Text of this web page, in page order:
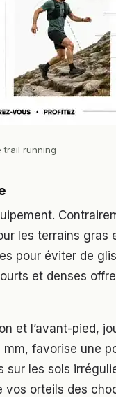
trail running
les terrains gras
pour éviter de
et denses
et l’avant-pied,
favorise une
sur les sols
vos orteils des